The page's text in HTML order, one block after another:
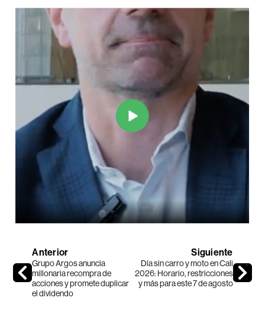
Anterior
Grupo Argos anuncia
millonaria recompra de
acciones y promete duplicar
el dividendo
Siguiente
Día sin carro y moto en Cali
2026: Horario, restricciones
y más para este 7 de agosto